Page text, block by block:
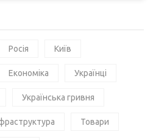
Росія Київ
Економіка Українці
Українська гривня
Товари